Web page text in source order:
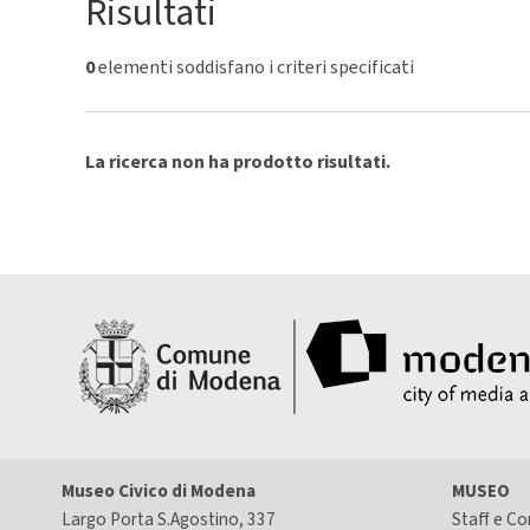
Risultati
0elementi soddisfano i criteri specificati
La ricerca non ha prodotto risultati.
Museo Civico di Modena
Largo Porta S.Agostino, 337
MUSEO
Staff e